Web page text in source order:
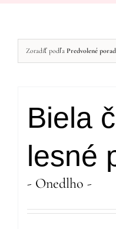
Zoradiť podľa Predvolené
Biela
lesné
- Onedlho -